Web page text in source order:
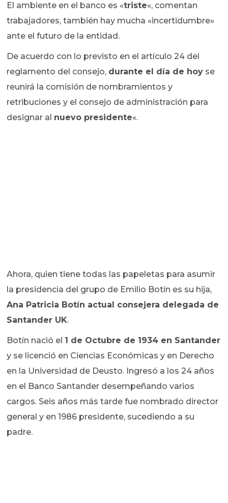
El ambiente en el banco es «triste«, comentan
trabajadores, también hay mucha «incertidumbre»
ante el futuro de la entidad.
De acuerdo con lo previsto en el artículo 24 del
reglamento del consejo, durante el día de hoy se
reunirá la comisión de nombramientos y
retribuciones y el consejo de administración para
designar al nuevo presidente«.
Ahora, quien tiene todas las papeletas para asumir
la presidencia del grupo de Emilio Botín es su hija,
Ana Patricia Botín actual consejera delegada de
Santander UK.
Botín nació el 1 de Octubre de 1934 en Santander
y se licenció en Ciencias Económicas y en Derecho
en la Universidad de Deusto. Ingresó a los 24 años
en el Banco Santander desempeñando varios
cargos. Seis años más tarde fue nombrado director
general y en 1986 presidente, sucediendo a su
padre.